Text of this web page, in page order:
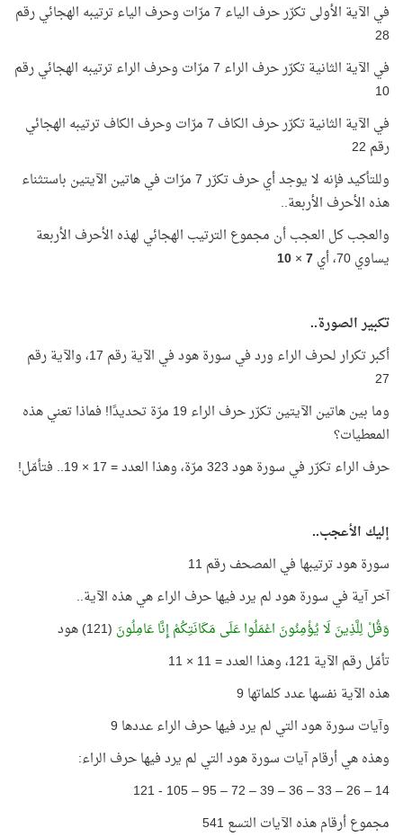
في الآية الأولى تكرّر حرف الياء 7 مرّات وحرف الياء ترتيبه الهجائي رقم
28
في الآية الثانية تكرّر حرف الراء 7 مرّات وحرف الراء ترتيبه الهجائي رقم
10
في الآية الثانية تكرّر حرف الكاف 7 مرّات وحرف الكاف ترتيبه الهجائي
رقم 22
وللتأكيد فإنه لا يوجد أي حرف تكرّر 7 مرّات في هاتين الآيتين باستثناء
هذه الأحرف الأربعة..
والعجب كل العجب أن مجموع الترتيب الهجائي لهذه الأحرف الأربعة
يساوي 70، أي
7
×
10
تكبير الصورة..
أكبر تكرار لحرف الراء ورد في سورة هود في الآية رقم 17، والآية رقم
27
وما بين هاتين الآيتين تكرّر حرف الراء 19 مرّة تحديدًا! فماذا تعني هذه
المعطيات؟
حرف الراء تكرّر في سورة هود 323 مرّة، وهذا العدد = 17 × 19.. فتأمّل!
إليك الأعجب..
سورة هود ترتيبها في المصحف رقم 11
آخر آية في سورة هود لم يرد فيها حرف الراء هي هذه الآية..
وَقُلْ لِلَّذِينَ لَا يُؤْمِنُونَ اعْمَلُوا عَلَى مَكَانَتِكُمْ إِنَّا عَامِلُونَ (121) هود
تأمّل رقم الآية 121، وهذا العدد = 11 × 11
هذه الآية نفسها عدد كلماتها 9
وآيات سورة هود التي لم يرد فيها حرف الراء عددها 9
وهذه هي أرقام آيات سورة هود التي لم يرد فيها حرف الراء:
14 – 26 – 33 – 36 – 39 – 72 – 95 – 105 - 121
مجموع أرقام هذه الآيات التسع 541